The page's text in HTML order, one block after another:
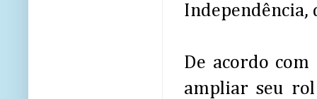
Independência,
De acordo
ampliar seu